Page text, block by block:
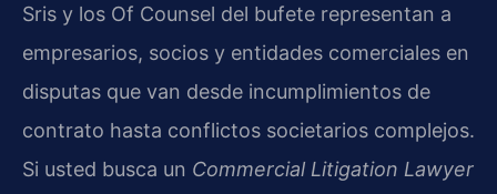
Sris y los Of Counsel del bufete representan a
empresarios, socios y entidades comerciales en
disputas que van desde incumplimientos de
contrato hasta conflictos societarios complejos.
Si usted busca un Commercial Litigation Lawyer